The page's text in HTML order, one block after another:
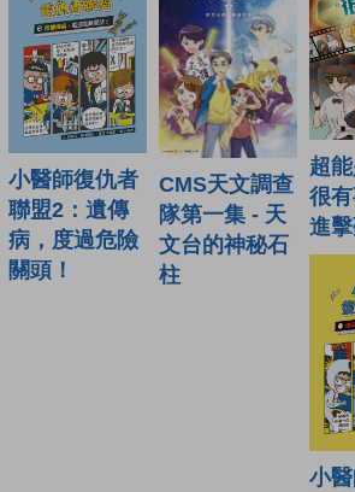
小醫師復仇者
聯盟2：遺傳
病，度過危險
關頭！
CMS天文調查
隊第一集 - 天
文台的神秘石
柱
超
很有
進
小